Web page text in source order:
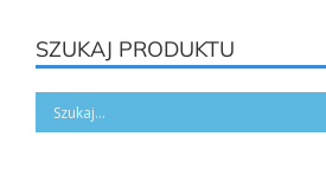
SZUKAJ PRODUKTU